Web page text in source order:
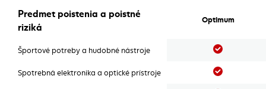
Predmet poistenia a poistné
riziká
Optimum
Športové potreby a hudobné nástroje Áno
Spotrebná elektronika a optické prístroje Áno